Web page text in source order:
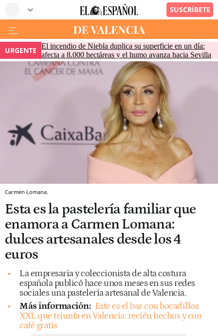
URGENTE
El incendio de Niebla duplica su superficie en un día:
afecta a 8.000 hectáreas y el humo avanza hacia Sevilla
Carmen Lomana.
Esta es la pastelería familiar que
enamora a Carmen Lomana:
dulces artesanales desde los 4
euros
La empresaria y coleccionista de alta costura
española publicó hace unos meses en sus redes
sociales una pastelería artesanal de Valencia.
Más información: Este es el bar con bocadillos
XXL que triunfa en Valencia: recién hechos y con
café gratis